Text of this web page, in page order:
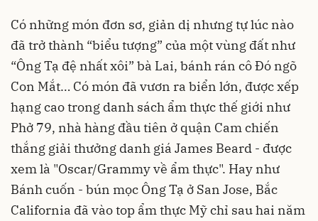
Có những món đơn sơ, giản dị nhưng tự lúc nào
đã trở thành “biểu tượng” của một vùng đất như
“Ông Tạ đệ nhất xôi” bà Lai, bánh rán cô Đó ngõ
Con Mắt… Có món đã vươn ra biển lớn, được xếp
hạng cao trong danh sách ẩm thực thế giới như
Phở 79, nhà hàng đầu tiên ở quận Cam chiến
thắng giải thưởng danh giá James Beard - được
xem là "Oscar/Grammy về ẩm thực". Hay như
Bánh cuốn - bún mọc Ông Tạ ở San Jose, Bắc
California đã vào top ẩm thực Mỹ chỉ sau hai năm